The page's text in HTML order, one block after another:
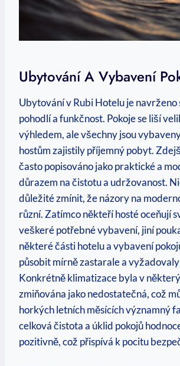
Ubytování A Vybavení
Ubytování v Rubi Hotelu je navrženo
pohodlí a funkčnost. Pokoje se liší
výhledem, ale všechny jsou
hostům zajistily příjemný pobyt.
často popisováno jako praktické a
důrazem na čistotu a udržovanost.
důležité zmínit, že názory na
různí. Zatímco někteří hosté oceňují
veškeré potřebné vybavení, jiní
některé části hotelu a vybavení
působit mírně zastarale a
Konkrétně klimatizace byla v
zmiňována jako nedostatečná, což
horkých letních měsících významný
celková čistota a úklid pokojů
pozitivně, což přispívá k pocitu